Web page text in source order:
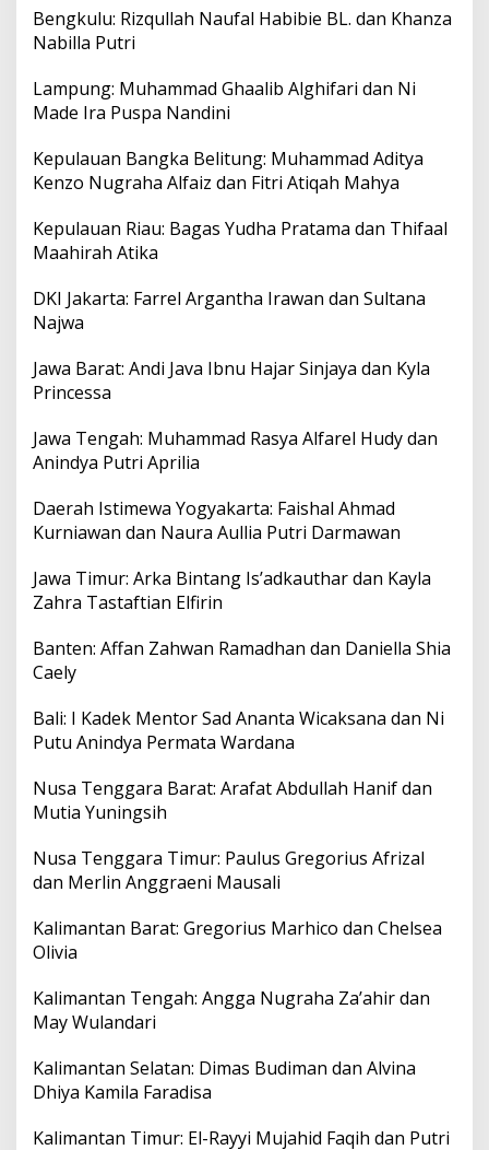
Bengkulu: Rizqullah Naufal Habibie BL. dan Khanza
Nabilla Putri
Lampung: Muhammad Ghaalib Alghifari dan Ni
Made Ira Puspa Nandini
Kepulauan Bangka Belitung: Muhammad Aditya
Kenzo Nugraha Alfaiz dan Fitri Atiqah Mahya
Kepulauan Riau: Bagas Yudha Pratama dan Thifaal
Maahirah Atika
DKI Jakarta: Farrel Argantha Irawan dan Sultana
Najwa
Jawa Barat: Andi Java Ibnu Hajar Sinjaya dan Kyla
Princessa
Jawa Tengah: Muhammad Rasya Alfarel Hudy dan
Anindya Putri Aprilia
Daerah Istimewa Yogyakarta: Faishal Ahmad
Kurniawan dan Naura Aullia Putri Darmawan
Jawa Timur: Arka Bintang Is’adkauthar dan Kayla
Zahra Tastaftian Elfirin
Banten: Affan Zahwan Ramadhan dan Daniella Shia
Caely
Bali: I Kadek Mentor Sad Ananta Wicaksana dan Ni
Putu Anindya Permata Wardana
Nusa Tenggara Barat: Arafat Abdullah Hanif dan
Mutia Yuningsih
Nusa Tenggara Timur: Paulus Gregorius Afrizal
dan Merlin Anggraeni Mausali
Kalimantan Barat: Gregorius Marhico dan Chelsea
Olivia
Kalimantan Tengah: Angga Nugraha Za’ahir dan
May Wulandari
Kalimantan Selatan: Dimas Budiman dan Alvina
Dhiya Kamila Faradisa
Kalimantan Timur: El-Rayyi Mujahid Faqih dan Putri